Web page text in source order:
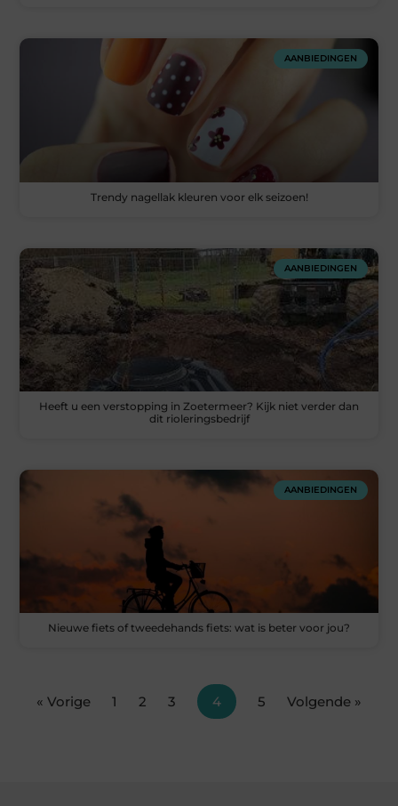
AANBIEDINGEN
Trendy nagellak kleuren voor elk seizoen!
AANBIEDINGEN
Heeft u een verstopping in Zoetermeer? Kijk niet verder dan
dit rioleringsbedrijf
AANBIEDINGEN
Nieuwe fiets of tweedehands fiets: wat is beter voor jou?
« Vorige 1 2 3 4 5 Volgende »